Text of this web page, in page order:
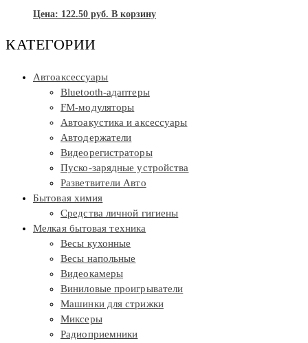
Цена: 122.50 руб. В корзину
КАТЕГОРИИ
Автоаксессуары
Bluetooth-адаптеры
FM-модуляторы
Автоакустика и аксессуары
Автодержатели
Видеорегистраторы
Пуско-зарядные устройства
Разветвители Авто
Бытовая химия
Средства личной гигиены
Мелкая бытовая техника
Весы кухонные
Весы напольные
Видеокамеры
Виниловые проигрыватели
Машинки для стрижки
Миксеры
Радиоприемники